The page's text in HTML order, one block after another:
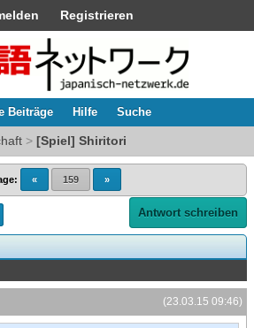
Registrieren
Beiträge Hilfe Suche
> [Spiel] Shiritori
« 159 »
Antwort schreiben
(23.03.15 09:46)